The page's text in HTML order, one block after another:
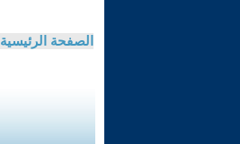
الصفحة الرئيسية